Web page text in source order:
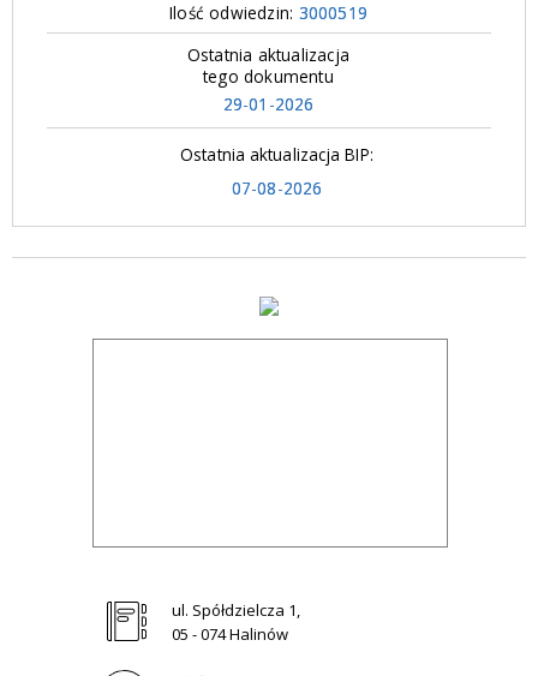
Ilość odwiedzin: 3000519
Ostatnia aktualizacja
tego dokumentu
29-01-2026
Ostatnia aktualizacja BIP:
07-08-2026
ul. Spółdzielcza 1,
05 - 074 Halinów